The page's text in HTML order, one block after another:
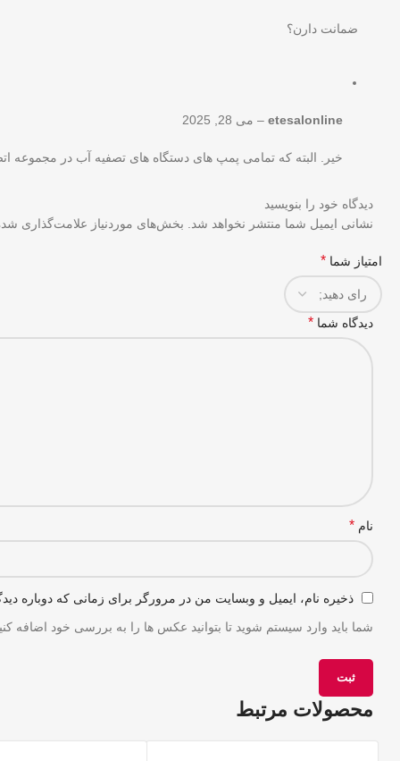
ضمانت دارن؟
etesalonline
– می 28, 2025
خیر. البته که تمامی پمپ های دستگاه های تصفیه آب در مجموعه
دیدگاه خود را بنویسید
نشانی ایمیل شما منتشر نخواهد شد. بخش‌های موردنیاز علامت‌گذاری
امتیاز شما *
دیدگاه شما *
نام *
ذخیره نام، ایمیل و وبسایت من در مرورگر برای زمانی که دوباره
شما باید وارد سیستم شوید تا بتوانید عکس ها را به بررسی خود اضافه
محصولات مرتبط